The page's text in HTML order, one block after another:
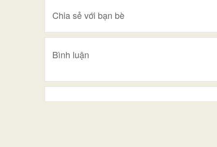
Chia sẻ với bạn bè
Bình luận